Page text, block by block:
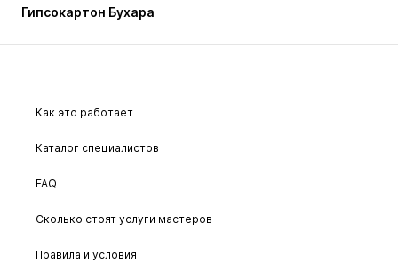
Гипсокартон Бухара
Как это работает
Каталог специалистов
FAQ
Сколько стоят услуги мастеров
Правила и условия